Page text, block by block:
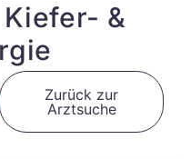
Kiefer- &
Zurück zur
Arztsuche